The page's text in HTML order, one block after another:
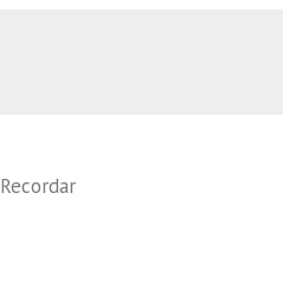
Recordar